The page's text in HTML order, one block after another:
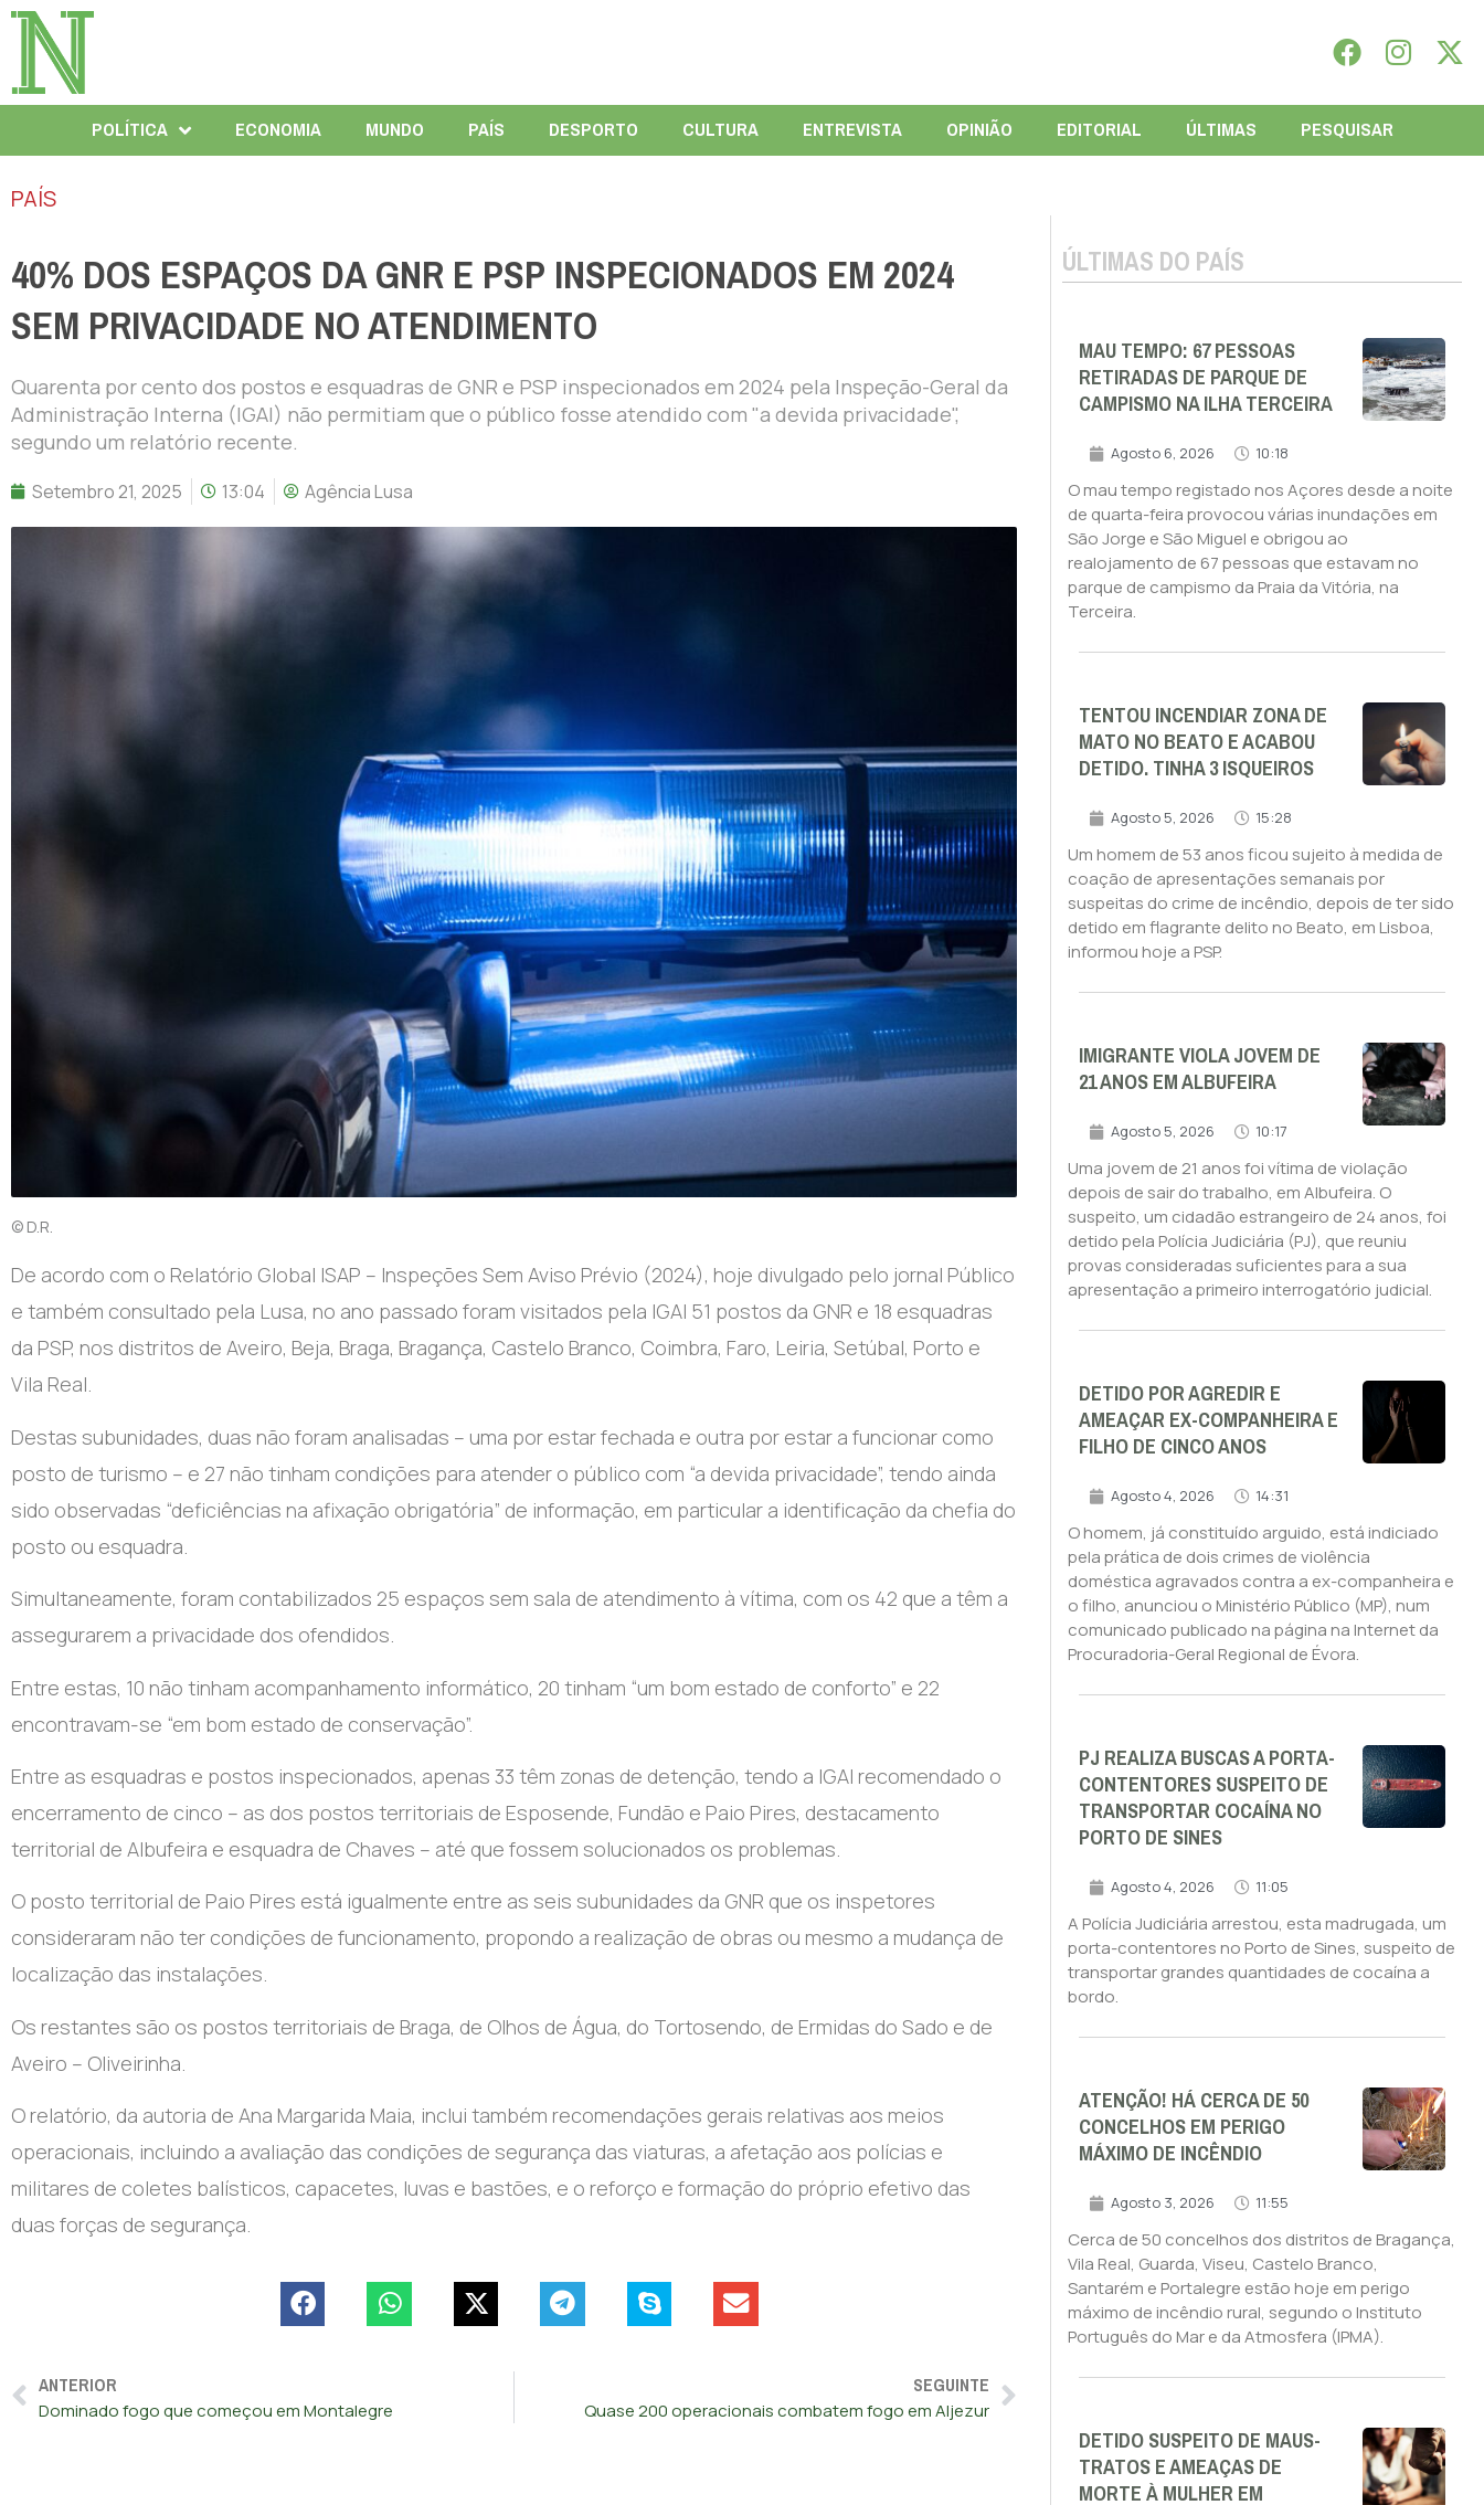
POLÍTICA ECONOMIA MUNDO PAÍS DESPORTO CULTURA ENTREVISTA OPINIÃO EDITORIAL ÚLTIMAS PESQUISAR
PAÍS
40% DOS ESPAÇOS DA GNR E PSP INSPECIONADOS EM 2024
SEM PRIVACIDADE NO ATENDIMENTO
Quarenta por cento dos postos e esquadras de GNR e PSP inspecionados em 2024 pela Inspeção-Geral da
Administração Interna (IGAI) não permitiam que o público fosse atendido com "a devida privacidade",
segundo um relatório recente.
Setembro 21, 2025 13:04 Agência Lusa
© D.R.
De acordo com o Relatório Global ISAP – Inspeções Sem Aviso Prévio (2024), hoje divulgado pelo jornal Público
e também consultado pela Lusa, no ano passado foram visitados pela IGAI 51 postos da GNR e 18 esquadras
da PSP, nos distritos de Aveiro, Beja, Braga, Bragança, Castelo Branco, Coimbra, Faro, Leiria, Setúbal, Porto e
Vila Real.
Destas subunidades, duas não foram analisadas – uma por estar fechada e outra por estar a funcionar como
posto de turismo – e 27 não tinham condições para atender o público com “a devida privacidade”, tendo ainda
sido observadas “deficiências na afixação obrigatória” de informação, em particular a identificação da chefia do
posto ou esquadra.
Simultaneamente, foram contabilizados 25 espaços sem sala de atendimento à vítima, com os 42 que a têm a
assegurarem a privacidade dos ofendidos.
Entre estas, 10 não tinham acompanhamento informático, 20 tinham “um bom estado de conforto” e 22
encontravam-se “em bom estado de conservação”.
Entre as esquadras e postos inspecionados, apenas 33 têm zonas de detenção, tendo a IGAI recomendado o
encerramento de cinco – as dos postos territoriais de Esposende, Fundão e Paio Pires, destacamento
territorial de Albufeira e esquadra de Chaves – até que fossem solucionados os problemas.
O posto territorial de Paio Pires está igualmente entre as seis subunidades da GNR que os inspetores
consideraram não ter condições de funcionamento, propondo a realização de obras ou mesmo a mudança de
localização das instalações.
Os restantes são os postos territoriais de Braga, de Olhos de Água, do Tortosendo, de Ermidas do Sado e de
Aveiro – Oliveirinha.
O relatório, da autoria de Ana Margarida Maia, inclui também recomendações gerais relativas aos meios
operacionais, incluindo a avaliação das condições de segurança das viaturas, a afetação aos polícias e
militares de coletes balísticos, capacetes, luvas e bastões, e o reforço e formação do próprio efetivo das
duas forças de segurança.
ANTERIOR
Dominado fogo que começou em Montalegre
SEGUINTE
Quase 200 operacionais combatem fogo em Aljezur
ÚLTIMAS DO PAÍS
MAU TEMPO: 67 PESSOAS
RETIRADAS DE PARQUE DE
CAMPISMO NA ILHA TERCEIRA
Agosto 6, 2026 10:18
O mau tempo registado nos Açores desde a noite
de quarta-feira provocou várias inundações em
São Jorge e São Miguel e obrigou ao
realojamento de 67 pessoas que estavam no
parque de campismo da Praia da Vitória, na
Terceira.
TENTOU INCENDIAR ZONA DE
MATO NO BEATO E ACABOU
DETIDO. TINHA 3 ISQUEIROS
Agosto 5, 2026 15:28
Um homem de 53 anos ficou sujeito à medida de
coação de apresentações semanais por
suspeitas do crime de incêndio, depois de ter sido
detido em flagrante delito no Beato, em Lisboa,
informou hoje a PSP.
IMIGRANTE VIOLA JOVEM DE
21 ANOS EM ALBUFEIRA
Agosto 5, 2026 10:17
Uma jovem de 21 anos foi vítima de violação
depois de sair do trabalho, em Albufeira. O
suspeito, um cidadão estrangeiro de 24 anos, foi
detido pela Polícia Judiciária (PJ), que reuniu
provas consideradas suficientes para a sua
apresentação a primeiro interrogatório judicial.
DETIDO POR AGREDIR E
AMEAÇAR EX-COMPANHEIRA E
FILHO DE CINCO ANOS
Agosto 4, 2026 14:31
O homem, já constituído arguido, está indiciado
pela prática de dois crimes de violência
doméstica agravados contra a ex-companheira e
o filho, anunciou o Ministério Público (MP), num
comunicado publicado na página na Internet da
Procuradoria-Geral Regional de Évora.
PJ REALIZA BUSCAS A PORTA-
CONTENTORES SUSPEITO DE
TRANSPORTAR COCAÍNA NO
PORTO DE SINES
Agosto 4, 2026 11:05
A Polícia Judiciária arrestou, esta madrugada, um
porta-contentores no Porto de Sines, suspeito de
transportar grandes quantidades de cocaína a
bordo.
ATENÇÃO! HÁ CERCA DE 50
CONCELHOS EM PERIGO
MÁXIMO DE INCÊNDIO
Agosto 3, 2026 11:55
Cerca de 50 concelhos dos distritos de Bragança,
Vila Real, Guarda, Viseu, Castelo Branco,
Santarém e Portalegre estão hoje em perigo
máximo de incêndio rural, segundo o Instituto
Português do Mar e da Atmosfera (IPMA).
DETIDO SUSPEITO DE MAUS-
TRATOS E AMEAÇAS DE
MORTE À MULHER EM